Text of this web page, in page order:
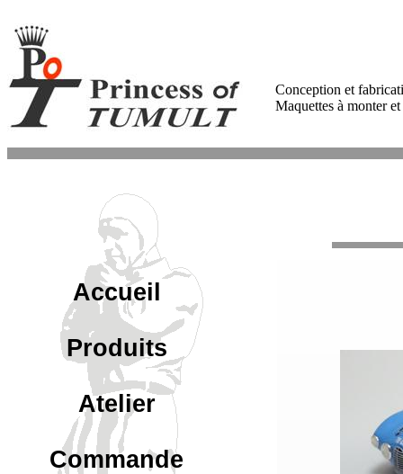
Conception et
Maquettes à monter
Accueil
Produits
Atelier
Commande